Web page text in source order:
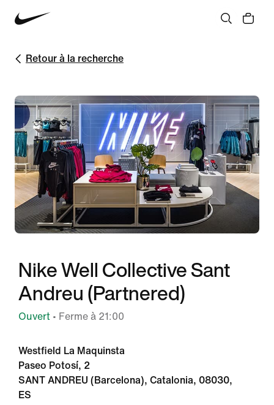
Retour à la recherche
Nike Well Collective Sant
Andreu (Partnered)
Ouvert • Ferme à 21:00
Westfield La Maquinsta
Paseo Potosí, 2
SANT ANDREU (Barcelona), Catalonia, 08030,
ES